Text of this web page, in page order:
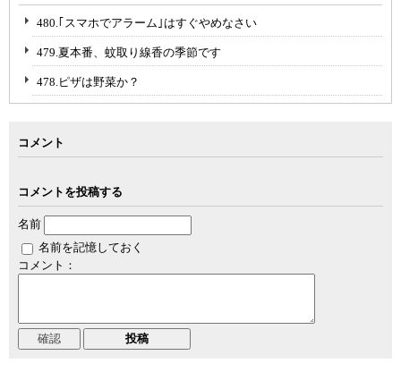
480.｢スマホでアラーム｣はすぐやめなさい
479.夏本番、蚊取り線香の季節です
478.ピザは野菜か？
コメント
コメントを投稿する
名前
名前を記憶しておく
コメント：